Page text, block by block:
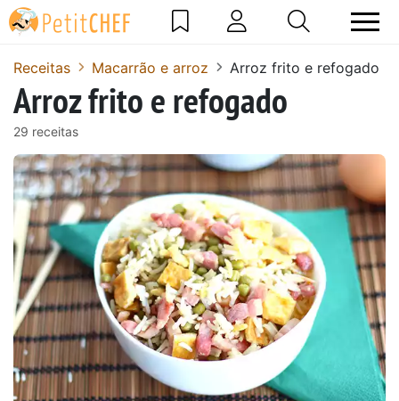
Receitas Macarrão e arroz Arroz frito e refogado
Arroz frito e refogado
29 receitas